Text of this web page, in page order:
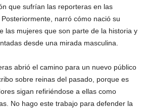
que sufrían las reporteras en las
narró cómo nació su
las mujeres que son parte de la historia y
desde una mirada masculina.
abrió el camino para un nuevo público
sobre reinas del pasado, porque es
sigan refiriéndose a ellas como
No hago este trabajo para defender la